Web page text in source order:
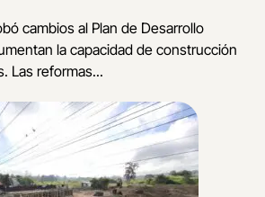
cambios al Plan de Desarrollo
la capacidad de construcción
Las reformas...